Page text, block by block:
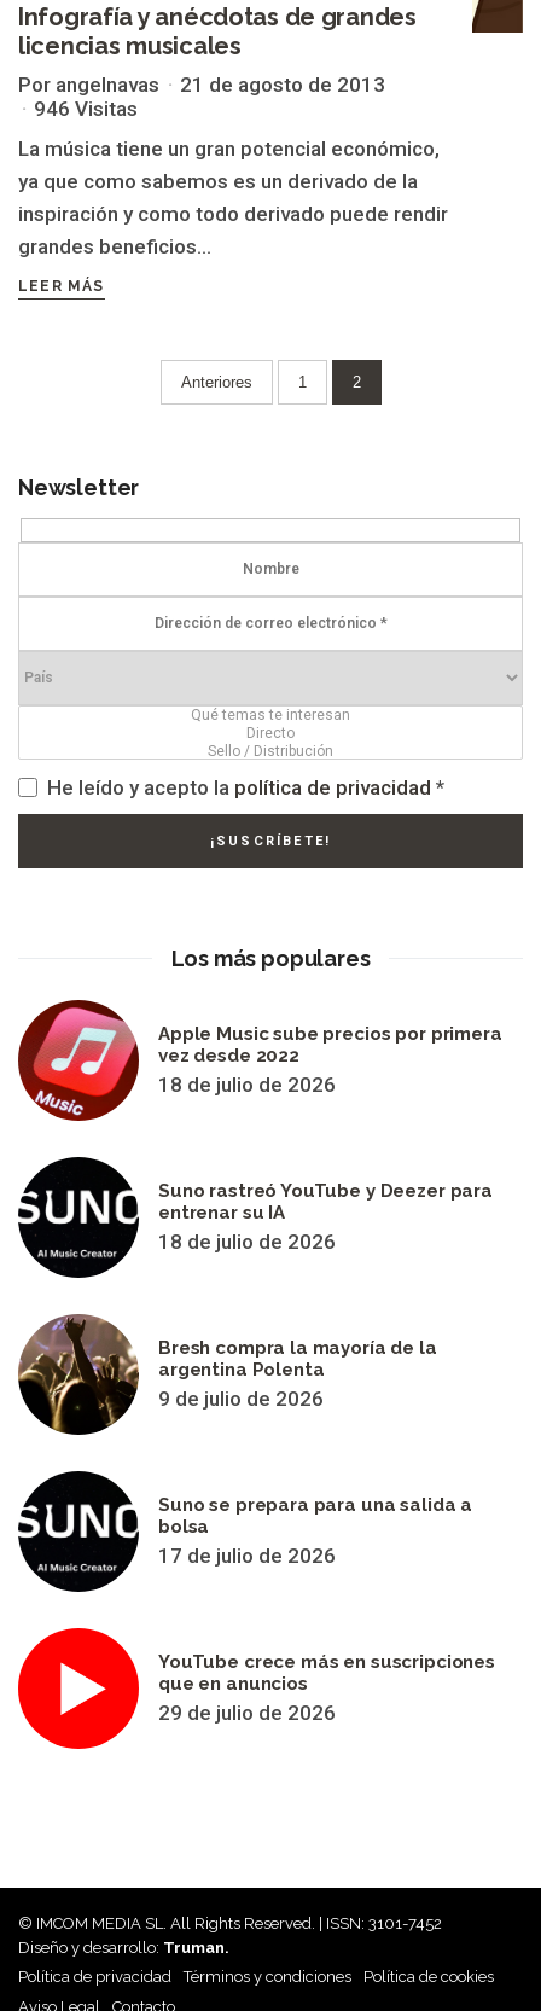
Infografía y anécdotas de grandes
licencias musicales
Por angelnavas
21 de agosto de 2013
946 Visitas
La música tiene un gran potencial económico,
ya que como sabemos es un derivado de la
inspiración y como todo derivado puede rendir
grandes beneficios...
LEER MÁS
Paginación
Anteriores 1 2
Newsletter
He leído y acepto la política de privacidad *
Los más populares
Apple Music sube precios por primera
vez desde 2022
18 de julio de 2026
Suno rastreó YouTube y Deezer para
entrenar su IA
18 de julio de 2026
Bresh compra la mayoría de la
argentina Polenta
9 de julio de 2026
Suno se prepara para una salida a
bolsa
17 de julio de 2026
YouTube crece más en suscripciones
que en anuncios
29 de julio de 2026
© IMCOM MEDIA SL. All Rights Reserved. | ISSN: 3101-7452
Diseño y desarrollo: Truman.
Política de privacidad
Términos y condiciones
Política de cookies
Aviso Legal
Contacto